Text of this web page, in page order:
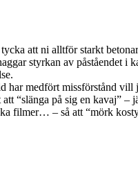
att ni alltför starkt
styrkan av påståendet i
har medfört missförstånd
“slänga på sig en kavaj”
filmer… – så att “mörk